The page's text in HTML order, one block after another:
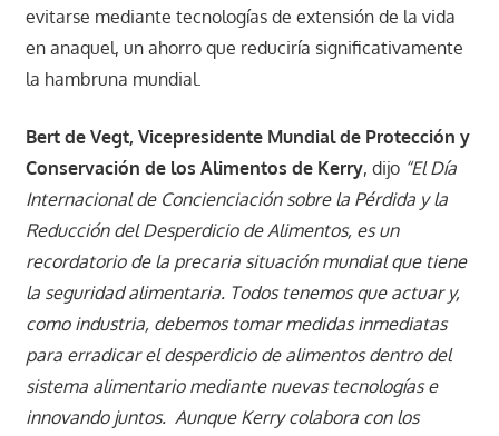
evitarse mediante tecnologías de extensión de la vida
en anaquel, un ahorro que reduciría significativamente
la hambruna mundial.
Bert de Vegt, Vicepresidente Mundial de Protección y
Conservación de los Alimentos de Kerry, dijo “El Día
Internacional de Concienciación sobre la Pérdida y la
Reducción del Desperdicio de Alimentos, es un
recordatorio de la precaria situación mundial que tiene
la seguridad alimentaria. Todos tenemos que actuar y,
como industria, debemos tomar medidas inmediatas
para erradicar el desperdicio de alimentos dentro del
sistema alimentario mediante nuevas tecnologías e
innovando juntos. Aunque Kerry colabora con los